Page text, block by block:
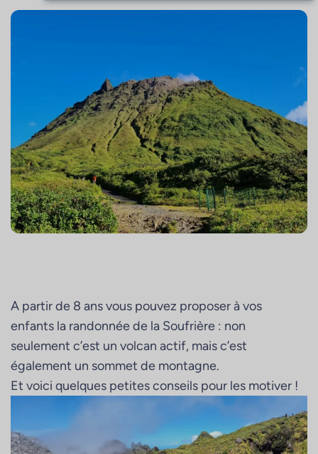
A partir de 8 ans vous pouvez proposer à vos
enfants la randonnée de la Soufrière : non
seulement c’est un volcan actif, mais c’est
également un sommet de montagne.
Et voici quelques petites conseils pour les motiver !